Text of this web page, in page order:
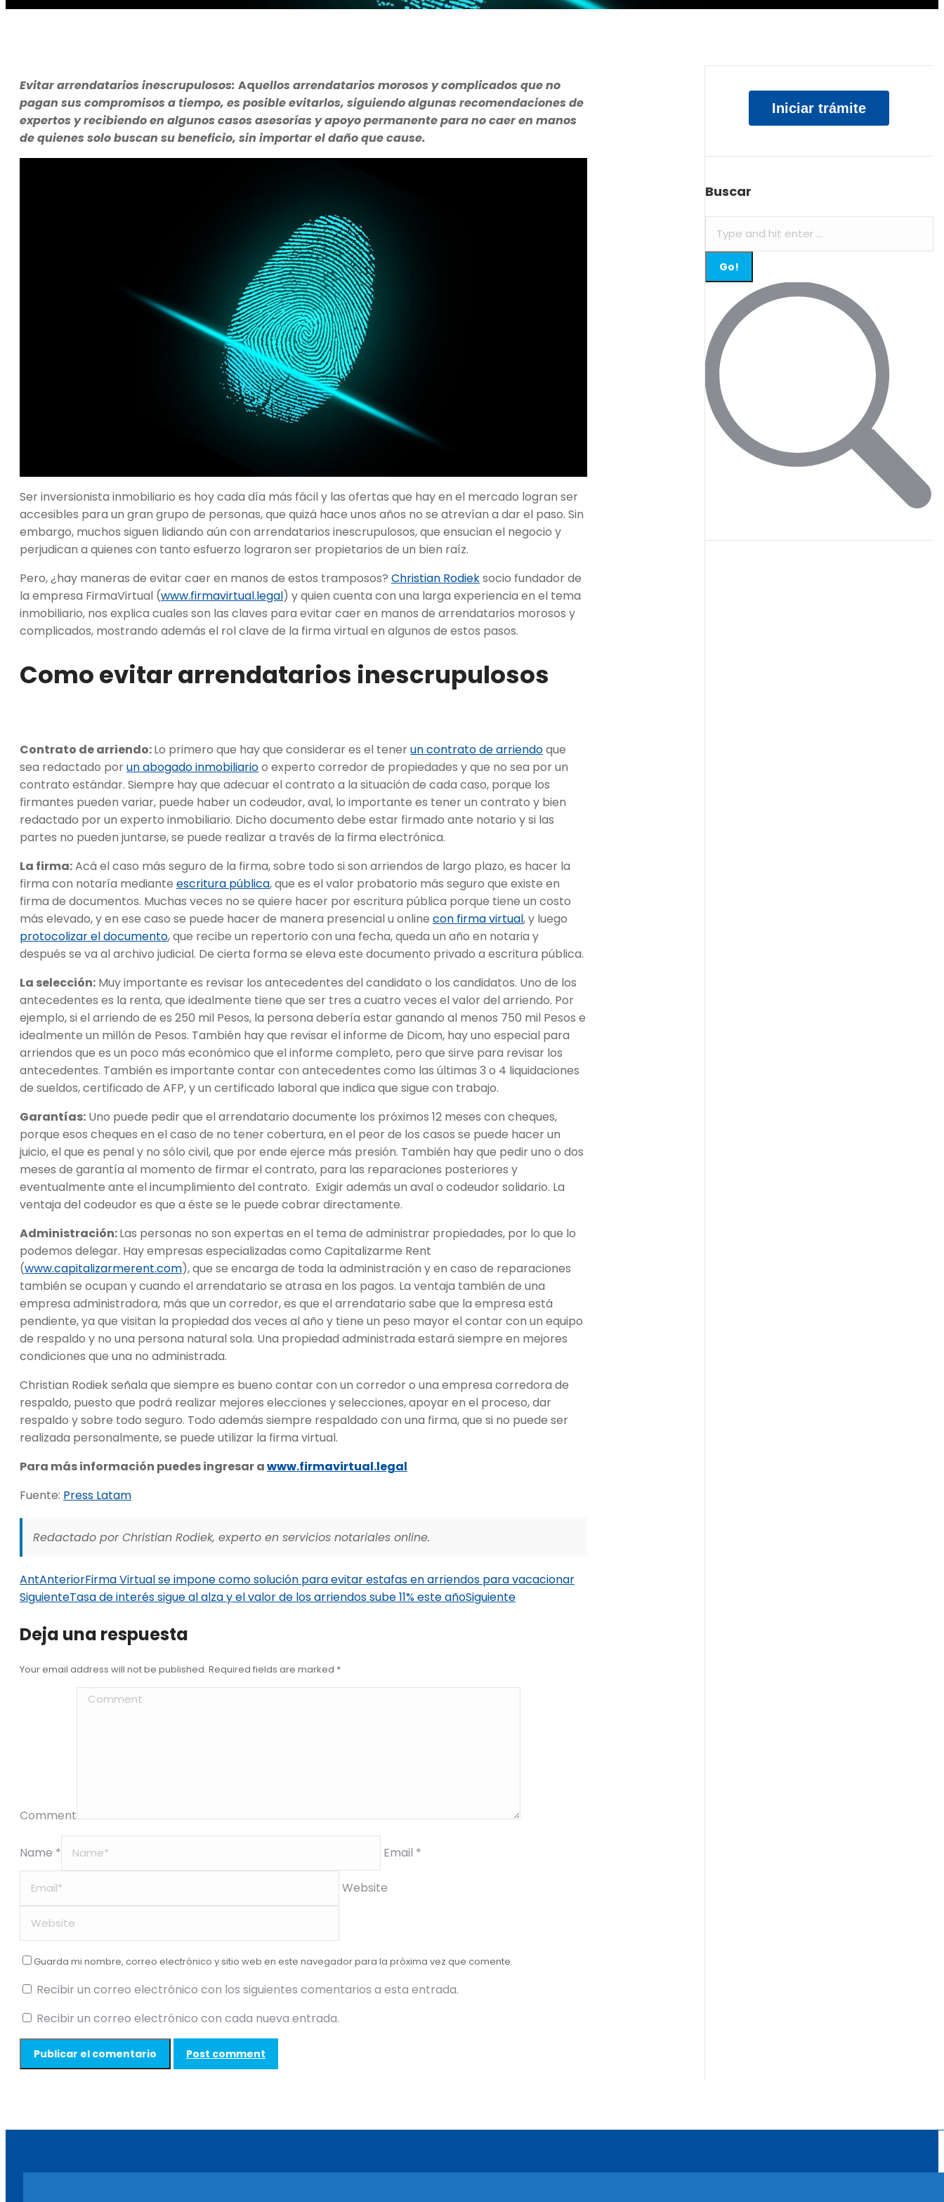
Evitar arrendatarios inescrupulosos: Aquellos arrendatarios morosos y complicados que no
pagan sus compromisos a tiempo, es posible evitarlos, siguiendo algunas recomendaciones de
expertos y recibiendo en algunos casos asesorías y apoyo permanente para no caer en manos
de quienes solo buscan su beneficio, sin importar el daño que cause.
Ser inversionista inmobiliario es hoy cada día más fácil y las ofertas que hay en el mercado logran ser
accesibles para un gran grupo de personas, que quizá hace unos años no se atrevían a dar el paso. Sin
embargo, muchos siguen lidiando aún con arrendatarios inescrupulosos, que ensucian el negocio y
perjudican a quienes con tanto esfuerzo lograron ser propietarios de un bien raíz.
Pero, ¿hay maneras de evitar caer en manos de estos tramposos? Christian Rodieksocio fundador de
la empresa FirmaVirtual (www.firmavirtual.legal) y quien cuenta con una larga experiencia en el tema
inmobiliario, nos explica cuales son las claves para evitar caer en manos de arrendatarios morosos y
complicados, mostrando además el rol clave de la firma virtual en algunos de estos pasos.
Como evitar arrendatarios inescrupulosos
Contrato de arriendo:Lo primero que hay que considerar es el tenerun contrato de arriendoque
sea redactado porun abogado inmobiliarioo experto corredor de propiedades y que no sea por un
contrato estándar. Siempre hay que adecuar el contrato a la situación de cada caso, porque los
firmantes pueden variar, puede haber un codeudor, aval, lo importante es tener un contrato y bien
redactado por un experto inmobiliario. Dicho documento debe estar firmado ante notario y si las
partes no pueden juntarse, se puede realizar a través de la firma electrónica.
La firma:Acá el caso más seguro de la firma, sobre todo si son arriendos de largo plazo, es hacer la
firma con notaría mediante escritura pública, que es el valor probatorio más seguro que existe en
firma de documentos. Muchas veces no se quiere hacer por escritura pública porque tiene un costo
más elevado, y en ese caso se puede hacer de manera presencial u online con firma virtual, y luego
protocolizar el documento, que recibe un repertorio con una fecha, queda un año en notaria y
después se va al archivo judicial. De cierta forma se eleva este documento privado a escritura pública.
La selección: Muy importante es revisar los antecedentes del candidato o los candidatos. Uno de los
antecedentes es la renta, que idealmente tiene que ser tres a cuatro veces el valor del arriendo. Por
ejemplo, si el arriendo de es 250 mil Pesos, la persona debería estar ganando al menos 750 mil Pesos e
idealmente un millón de Pesos. También hay que revisar el informe de Dicom, hay uno especial para
arriendos que es un poco más económico que el informe completo, pero que sirve para revisar los
antecedentes. También es importante contar con antecedentes como las últimas 3 o 4 liquidaciones
de sueldos, certificado de AFP, y un certificado laboral que indica que sigue con trabajo.
Garantías: Uno puede pedir que el arrendatario documente los próximos 12 meses con cheques,
porque esos cheques en el caso de no tener cobertura, en el peor de los casos se puede hacer un
juicio, el que es penal y no sólo civil, que por ende ejerce más presión. También hay que pedir uno o dos
meses de garantía al momento de firmar el contrato, para las reparaciones posteriores y
eventualmente ante el incumplimiento del contrato. Exigir además un aval o codeudor solidario. La
ventaja del codeudor es que a éste se le puede cobrar directamente.
Administración:Las personas no son expertas en el tema de administrar propiedades, por lo que lo
podemos delegar. Hay empresas especializadas como Capitalizarme Rent
(www.capitalizarmerent.com), que se encarga de toda la administración y en caso de reparaciones
también se ocupan y cuando el arrendatario se atrasa en los pagos. La ventaja también de una
empresa administradora, más que un corredor, es que el arrendatario sabe que la empresa está
pendiente, ya que visitan la propiedad dos veces al año y tiene un peso mayor el contar con un equipo
de respaldo y no una persona natural sola. Una propiedad administrada estará siempre en mejores
condiciones que una no administrada.
Christian Rodiek señala que siempre es bueno contar con un corredor o una empresa corredora de
respaldo, puesto que podrá realizar mejores elecciones y selecciones, apoyar en el proceso, dar
respaldo y sobre todo seguro. Todo además siempre respaldado con una firma, que si no puede ser
realizada personalmente, se puede utilizar la firma virtual.
Para más información puedes ingresar awww.firmavirtual.legal
Fuente: Press Latam
Redactado por Christian Rodiek, experto en servicios notariales online.
AntAnteriorFirma Virtual se impone como solución para evitar estafas en arriendos para vacacionar
SiguienteTasa de interés sigue al alza y el valor de los arriendos sube 11% este añoSiguiente
Deja una respuesta
Your email address will not be published. Required fields are marked *
Comment
Name * Email *
Website
Guarda mi nombre, correo electrónico y sitio web en este navegador para la próxima vez que comente.
Recibir un correo electrónico con los siguientes comentarios a esta entrada.
Recibir un correo electrónico con cada nueva entrada.
Post comment
Iniciar trámite
Buscar